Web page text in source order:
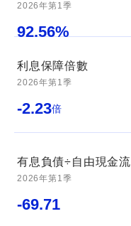
2026年第1季
92.56%
利息保障倍數
2026年第1季
-2.23倍
有息負債÷自由現金流
2026年第1季
-69.71